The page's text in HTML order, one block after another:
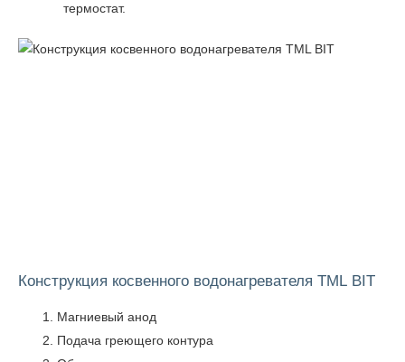
термостат.
Конструкция косвенного водонагревателя TML BIT
Магниевый анод
Подача греющего контура